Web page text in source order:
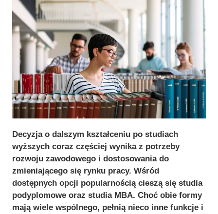
Decyzja o dalszym kształceniu po studiach
wyższych coraz częściej wynika z potrzeby
rozwoju zawodowego i dostosowania do
zmieniającego się rynku pracy. Wśród
dostępnych opcji popularnością cieszą się studia
podyplomowe oraz studia MBA. Choć obie formy
mają wiele wspólnego, pełnią nieco inne funkcje i